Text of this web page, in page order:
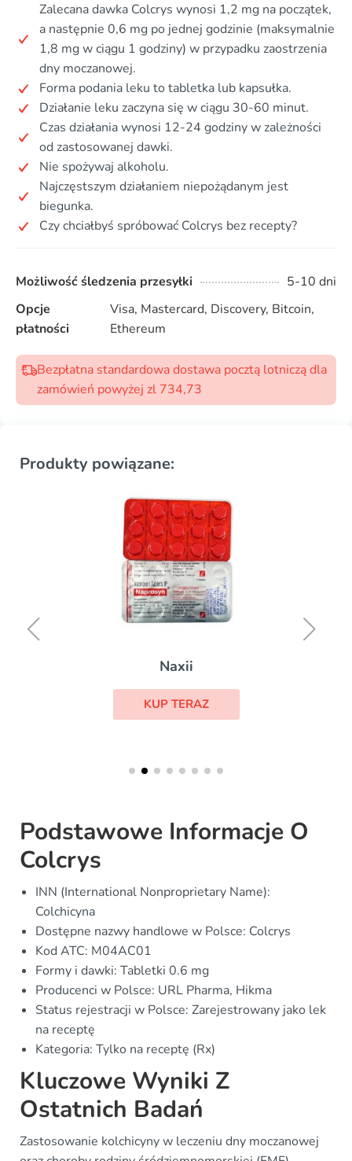
Zalecana dawka Colcrys wynosi 1,2 mg na początek,
a następnie 0,6 mg po jednej godzinie (maksymalnie
1,8 mg w ciągu 1 godziny) w przypadku zaostrzenia
dny moczanowej.
Forma podania leku to tabletka lub kapsułka.
Działanie leku zaczyna się w ciągu 30-60 minut.
Czas działania wynosi 12-24 godziny w zależności
od zastosowanej dawki.
Nie spożywaj alkoholu.
Najczęstszym działaniem niepożądanym jest
biegunka.
Czy chciałbyś spróbować Colcrys bez recepty?
Możliwość śledzenia przesyłki
5-10 dni
Opcje
płatności
Visa, Mastercard, Discovery, Bitcoin,
Ethereum
Bezpłatna standardowa dostawa pocztą lotniczą dla
zamówień powyżej zl 734,73
Produkty powiązane:
Naxii
KUP TERAZ
Podstawowe Informacje O
Colcrys
INN (International Nonproprietary Name):
Colchicyna
Dostępne nazwy handlowe w Polsce: Colcrys
Kod ATC: M04AC01
Formy i dawki: Tabletki 0.6 mg
Producenci w Polsce: URL Pharma, Hikma
Status rejestracji w Polsce: Zarejestrowany jako lek
na receptę
Kategoria: Tylko na receptę (Rx)
Kluczowe Wyniki Z
Ostatnich Badań
Zastosowanie kolchicyny w leczeniu dny moczanowej